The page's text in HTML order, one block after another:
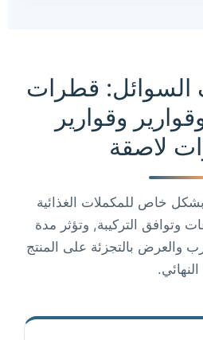
السوائل: قطرات
وقوارير
لاصقة
بشكل خاص للمكملات الغذائية
وتوافق التركيبة, وتؤثر مدة
والعرض بالتجزئة على المنتج
النهائي.